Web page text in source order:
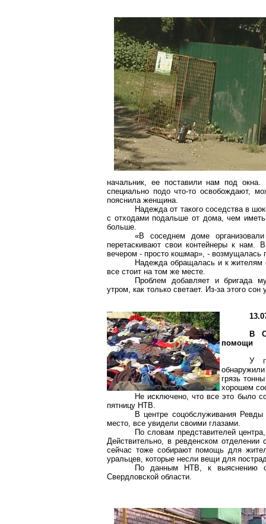
начальник, ее поставили нам под
специально подо что-то освобождают,
пояснила женщина.
Надежда от такого соседства в
с отходами подальше от дома, чем
больше.
«В соседнем доме
перетаскивают свои контейнеры к
вечером - просто кошмар», - возмущалась
Надежда обращалась и к жителям
все стоит на том же месте.
Проблем добавляет и бригада
утром, как только светает. Из-за этого
В
помощи
У
грязь
хорошем
Не исключено, что все это было
пятницу НТВ.
В центре соцобслуживания
место, все увидели своими глазами.
По словам представителей
Действительно, в ревденском
сейчас тоже собирают помощь для
уральцев, которые несли вещи для
По данным НТВ, к выяснению
Свердловской области.